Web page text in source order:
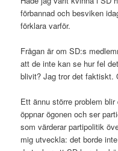
förbannad och besviken
förklara varför.
Frågan är om SD:s
att de inte kan se hur fel
blivit? Jag tror det faktiskt.
Ett ännu större problem
öppnar ögonen och ser
som värderar partipolitik
mig utveckla: det borde